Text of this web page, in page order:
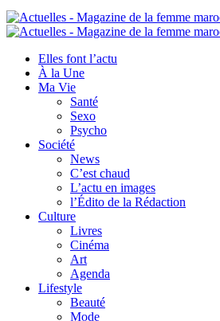
Elles font l’actu
À la Une
Ma Vie
Santé
Sexo
Psycho
Société
News
C’est chaud
L’actu en images
l’Édito de la Rédaction
Culture
Livres
Cinéma
Art
Agenda
Lifestyle
Beauté
Mode